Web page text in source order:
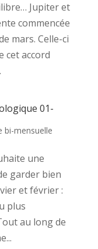
Jupiter et
commencée
mars. Celle-ci
cet accord
01-
bi-mensuelle
une
garder bien
et février :
plus
au long de